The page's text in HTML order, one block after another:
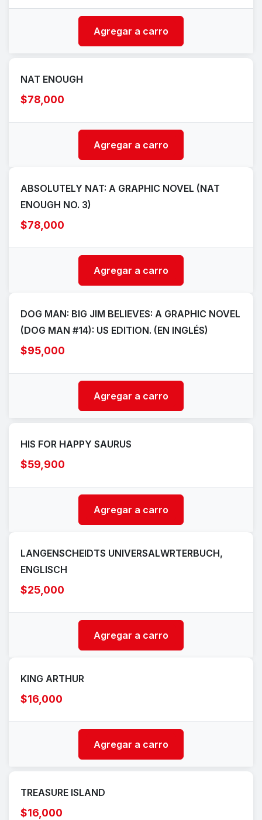
Agregar a carro
NAT ENOUGH
$78,000
Agregar a carro
ABSOLUTELY NAT: A GRAPHIC NOVEL (NAT
ENOUGH NO. 3)
$78,000
Agregar a carro
DOG MAN: BIG JIM BELIEVES: A GRAPHIC NOVEL
(DOG MAN #14): US EDITION. (EN INGLÉS)
$95,000
Agregar a carro
HIS FOR HAPPY SAURUS
$59,900
Agregar a carro
LANGENSCHEIDTS UNIVERSALWRTERBUCH,
ENGLISCH
$25,000
Agregar a carro
KING ARTHUR
$16,000
Agregar a carro
TREASURE ISLAND
$16,000